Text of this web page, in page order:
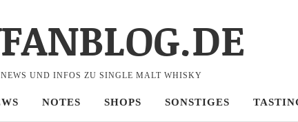
UND INFOS ZU SINGLE MALT WHISKY
NOTES SHOPS SONSTIGES